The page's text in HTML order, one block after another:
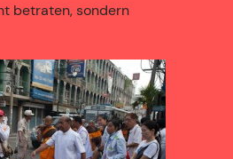
betraten, sondern